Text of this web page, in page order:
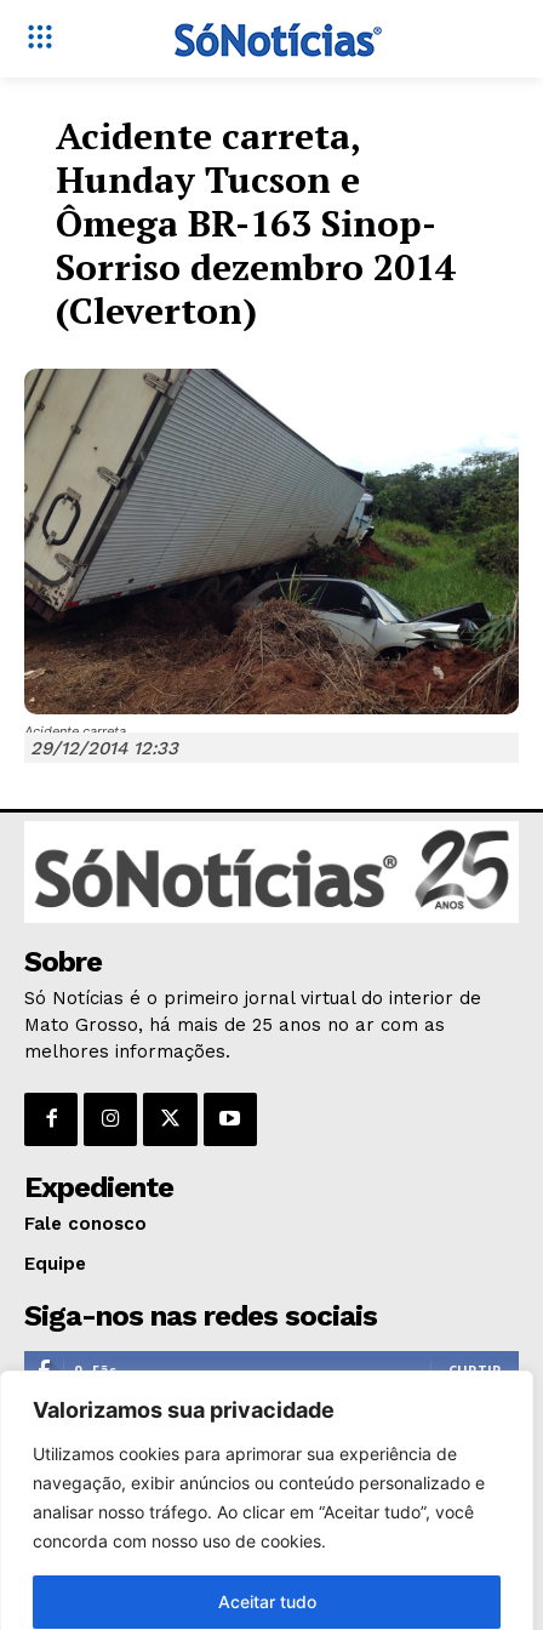
Só Notícias
HOME
POLÍCIA
ESPORTES
ECONOMIA
GERAL
EDUCAÇÃO
SAÚDE
AGRONOTÍCIAS
ÚLTIMAS NOTÍCIAS
Valorizamos sua privacidade
Utilizamos cookies para aprimorar sua experiência de
navegação, exibir anúncios ou conteúdo personalizado e
analisar nosso tráfego. Ao clicar em “Aceitar tudo”, você
concorda com nosso uso de cookies.
Aceitar tudo
Acidente carreta,
Hunday Tucson e
Ômega BR-163 Sinop-
Sorriso dezembro 2014
(Cleverton)
Acidente carreta
29/12/2014 12:33
Sobre
Só Notícias é o primeiro jornal virtual do interior de
Mato Grosso, há mais de 25 anos no ar com as
melhores informações.
Expediente
Fale conosco
Equipe
Siga-nos nas redes sociais
0 Fãs CURTIR
0 Seguidores
1,110 Seguidores SEGUIR
0 Inscritos INSCREVER
Copyright © 2000-2025. Reprodução proibida sem a autorização